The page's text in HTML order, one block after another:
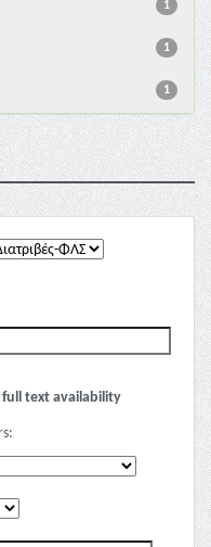
1
1
1
text availability